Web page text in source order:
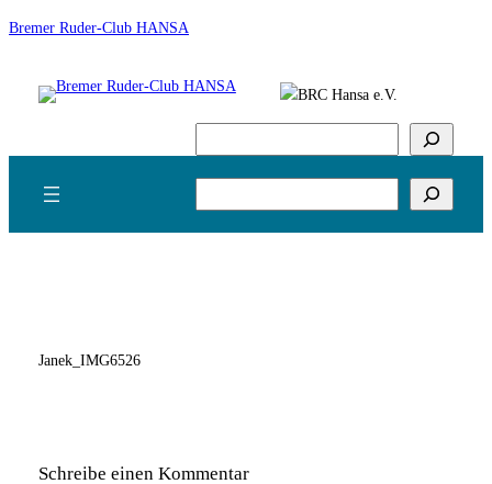
Zum
springen
Bremer Ruder-Club HANSA
Janek_IMG6526
Schreibe einen Kommentar